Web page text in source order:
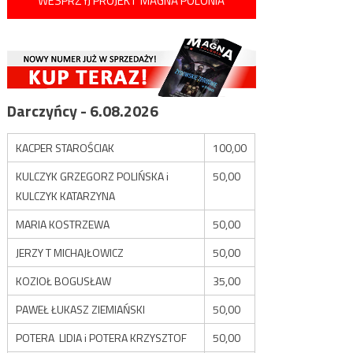
Darczyńcy - 6.08.2026
KACPER STAROŚCIAK
100,00
KULCZYK GRZEGORZ POLIŃSKA i
KULCZYK KATARZYNA
50,00
MARIA KOSTRZEWA
50,00
JERZY T MICHAJŁOWICZ
50,00
KOZIOŁ BOGUSŁAW
35,00
PAWEŁ ŁUKASZ ZIEMIAŃSKI
50,00
POTERA LIDIA i POTERA KRZYSZTOF
50,00